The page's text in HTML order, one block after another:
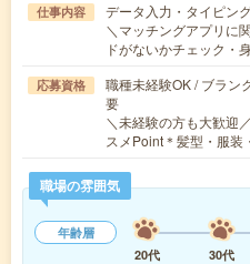
仕事内容
データ入力・タイピン
＼マッチングアプリに
ドがないかチェック・
応募資格
職種未経験OK / ブラン
要
＼未経験の方も大歓迎
スメPoint＊髪型・服
職場の雰囲気
年齢層
20代
30代